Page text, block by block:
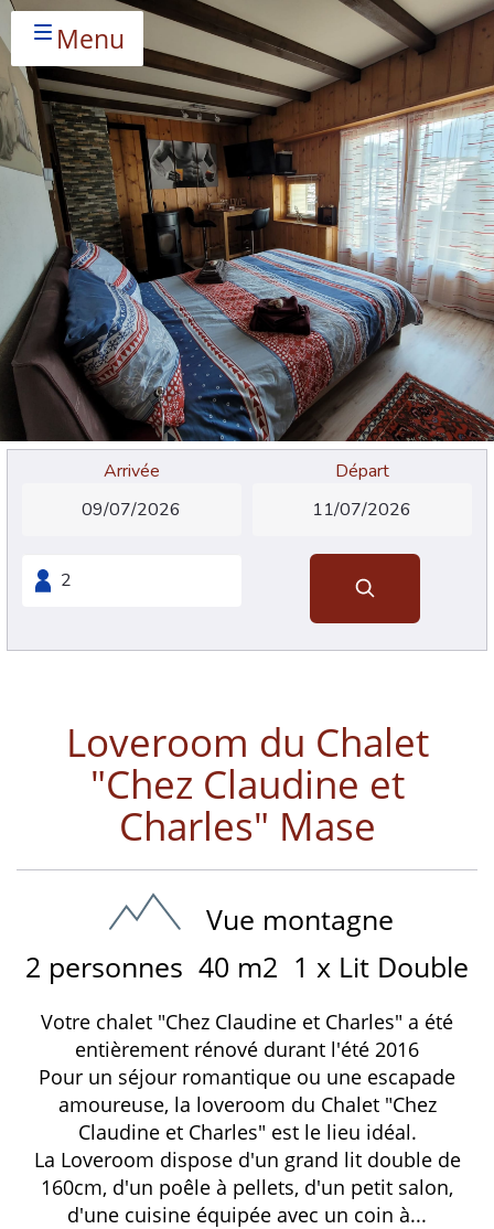
Menu
Arrivée Départ
Loveroom du Chalet
"Chez Claudine et
Charles" Mase
Vue montagne
2 personnes 40 m2 1 x Lit Double
Votre chalet "Chez Claudine et Charles" a été
entièrement rénové durant l'été 2016
Pour un séjour romantique ou une escapade
amoureuse, la loveroom du Chalet "Chez
Claudine et Charles" est le lieu idéal.
La Loveroom dispose d'un grand lit double de
160cm, d'un poêle à pellets, d'un petit salon,
d'une cuisine équipée avec un coin à...